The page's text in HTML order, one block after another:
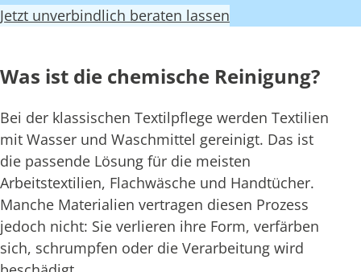
Jetzt unverbindlich beraten lassen
Was ist die chemische Reinigung?
Bei der klassischen Textilpflege werden Textilien
mit Wasser und Waschmittel gereinigt. Das ist
die passende Lösung für die meisten
Arbeitstextilien, Flachwäsche und Handtücher.
Manche Materialien vertragen diesen Prozess
jedoch nicht: Sie verlieren ihre Form, verfärben
sich, schrumpfen oder die Verarbeitung wird